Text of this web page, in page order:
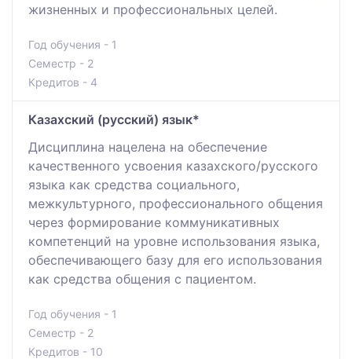
жизненных и профессиональных целей.
Год обучения - 1
Семестр - 2
Кредитов - 4
Казахский (русский) язык*
Дисциплина нацелена на обеспечение
качественного усвоения казахского/русского
языка как средства социального,
межкультурного, профессионального общения
через формирование коммуникативных
компетенций на уровне использования языка,
обеспечивающего базу для его использования
как средства общения с пациентом.
Год обучения - 1
Семестр - 2
Кредитов - 10